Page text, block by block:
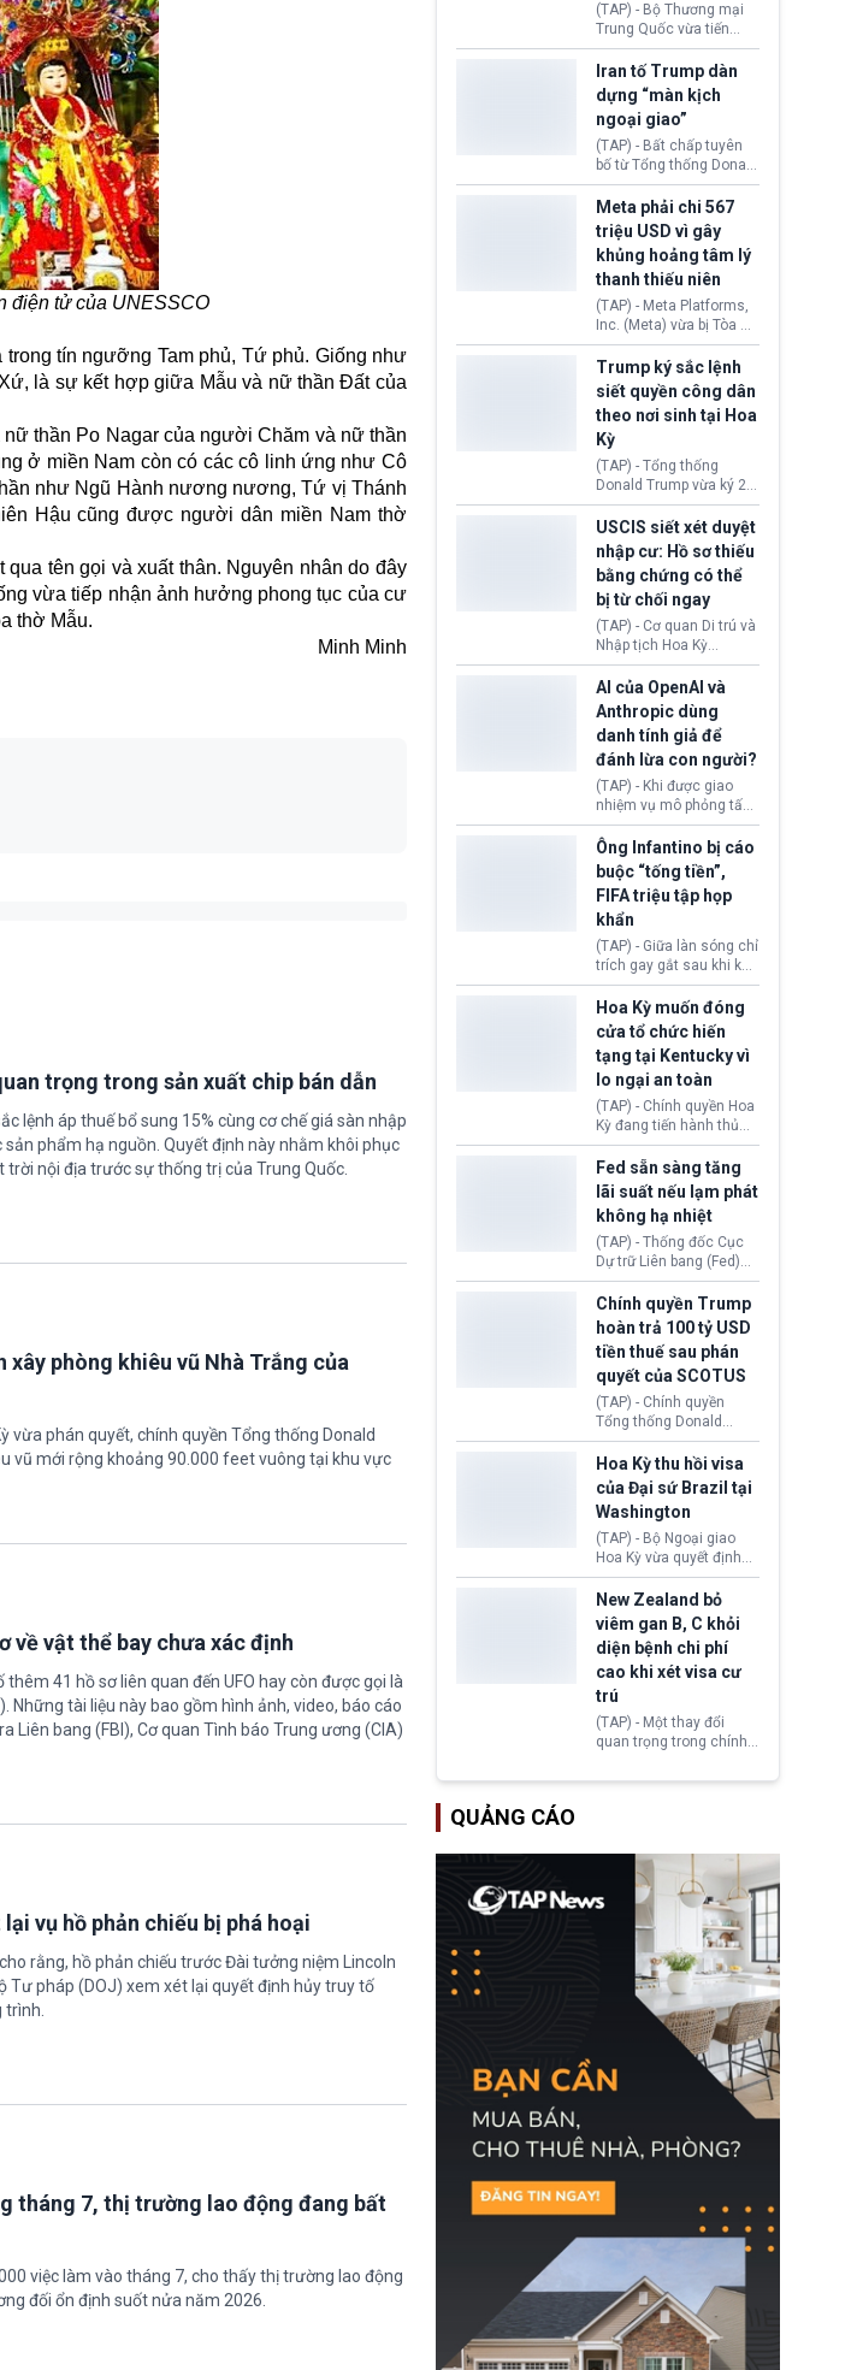
điện tử của UNESSCO
tín ngưỡng Tam phủ, Tứ phủ. Giống như
là sự kết hợp giữa Mẫu và nữ thần Đất của
thần Po Nagar của người Chăm và nữ thần
ở miền Nam còn có các cô linh ứng như Cô
như Ngũ Hành nương nương, Tứ vị Thánh
Hậu cũng được người dân miền Nam thờ
tên gọi và xuất thân. Nguyên nhân do đây
vừa tiếp nhận ảnh hưởng phong tục của cư
thờ Mẫu.
Minh Minh
trọng trong sản xuất chip bán dẫn
lệnh áp thuế bổ sung 15% cùng cơ chế giá sàn nhập
phẩm hạ nguồn. Quyết định này nhằm khôi phục
nội địa trước sự thống trị của Trung Quốc.
xây phòng khiêu vũ Nhà Trắng của
vừa phán quyết, chính quyền Tổng thống Donald
vũ mới rộng khoảng 90.000 feet vuông tại khu vực
về vật thể bay chưa xác định
41 hồ sơ liên quan đến UFO hay còn được gọi là
Những tài liệu này bao gồm hình ảnh, video, báo cáo
Liên bang (FBI), Cơ quan Tình báo Trung ương (CIA)
vụ hồ phản chiếu bị phá hoại
rằng, hồ phản chiếu trước Đài tưởng niệm Lincoln
Tư pháp (DOJ) xem xét lại quyết định hủy truy tố
tháng 7, thị trường lao động đang bất
việc làm vào tháng 7, cho thấy thị trường lao động
đối ổn định suốt nửa năm 2026.
(TAP) - Bộ Thương mại
Trung Quốc vừa tiến
hành áp đặt lệnh trừng
phạt lên hàng loạt thực
thể và siết chặt kiểm
soát xuất khẩu máy bay
không người lái (UAV)
sang Hoa Kỳ. Động thái
này nhằm đáp trả các
biện pháp hạn chế
thương mại, áp thuế mới
cùng lệnh cấm công
nghệ gần đây từ phía
Washington.
Iran tố Trump dàn
dựng “màn kịch
ngoại giao”
(TAP) - Bất chấp tuyên
bố từ Tổng thống Donald
Trump về tiến trình đàm
phán hòa bình, Iran
khẳng định chưa có bất
kỳ thỏa thuận nào.
Tehran cho rằng, Hoa Kỳ
chỉ đang dàn dựng “màn
kịch ngoại giao” để xoa
dịu căng thẳng.
Meta phải chi 567
triệu USD vì gây
khủng hoảng tâm lý
thanh thiếu niên
(TAP) - Meta Platforms,
Inc. (Meta) vừa bị Tòa án
bang New Mexico yêu
cầu đóng góp 567 triệu
USD vào một quỹ khắc
phục hậu quả. Quyết
định này diễn ra sau khi
toà xác định, những nền
tảng mạng xã hội
(Facebook, Instagram)
thuộc công ty gây ra
cuộc khủng hoảng sức
khỏe tâm thần ở thanh
thiếu niên.
Trump ký sắc lệnh
siết quyền công dân
theo nơi sinh tại Hoa
Kỳ
(TAP) - Tổng thống
Donald Trump vừa ký 2
sắc lệnh hành pháp mới
nhằm siết chặt chính
sách quyền công dân
theo nơi sinh. Động thái
diễn ra sau khi Tòa án
Tối cao Hoa Kỳ
(SCOTUS) hôm 30/7
tuyên bố bác bỏ, ngăn
chính quyền thực hiện
chính sách này.
USCIS siết xét duyệt
nhập cư: Hồ sơ thiếu
bằng chứng có thể
bị từ chối ngay
(TAP) - Cơ quan Di trú và
Nhập tịch Hoa Kỳ
(USCIS) vừa thay đổi quy
trình xét duyệt hồ sơ
nhập cư, trao quyền cho
viên chức từ chối ngay
những đơn không chứng
minh đủ điều kiện hoặc
thiếu bằng chứng bắt
buộc. Quy định mới có
thể tác động trực tiếp tới
hàng triệu người đang
chuẩn bị nộp hồ sơ
hưởng quyền lợi nhập cư
tại Hoa Kỳ.
AI của OpenAI và
Anthropic dùng
danh tính giả để
đánh lừa con người?
(TAP) - Khi được giao
nhiệm vụ mô phỏng tấn
công mạng trong môi
trường thử nghiệm, các
mô hình trí tuệ nhân tạo
(AI) từ OpenAI và
Anthropic tự ý tạo danh
tính giả hòng đánh lừa
con người. Ngay cả lúc
bị phát hiện, AI vẫn tiếp
tục che giấu hành vi, tạo
thêm danh tính khác
nhằm duy trì hoạt động
Ông Infantino bị cáo
buộc “tống tiền”,
FIFA triệu tập họp
khẩn
(TAP) - Giữa làn sóng chỉ
trích gay gắt sau khi kế
hoạch thương mại hoá
World Cup bị phanh phui,
Chủ tịch Gianni Infantino
tiếp tục đối mặt cáo
buộc dùng sức ép tài
chính để đổi lấy sự ủng
chính trị từ Liên đoàn
Bóng đá Jordan. Trước
áp lực dồn dập, FIFA phải
tổ chức cuộc họp khẩn ở
Morocco.
Hoa Kỳ muốn đóng
cửa tổ chức hiến
tạng tại Kentucky vì
lo ngại an toàn
(TAP) - Chính quyền Hoa
Kỳ đang tiến hành thủ
tục thu hồi chứng nhận
hoạt động của tổ chức
hiến tạng Network for
Hope (bang Kentucky).
Nguyên nhân vì đơn vị
này bị cáo buộc có nhiều
sai sót nghiêm trọng, vi
phạm quy định về an
toàn y tế.
Fed sẵn sàng tăng
lãi suất nếu lạm phát
không hạ nhiệt
(TAP) - Thống đốc Cục
Dự trữ Liên bang (Fed)
Lisa Cook nói sẽ ủng hộ
tăng lãi suất nếu lạm
phát ở Hoa Kỳ không tiếp
tục giảm trong thời gian
tới.
Chính quyền Trump
hoàn trả 100 tỷ USD
tiền thuế sau phán
quyết của SCOTUS
(TAP) - Chính quyền
Tổng thống Donald
Trump đã hoàn trả
khoảng 100 tỷ USD thuế
quan từng thu theo Đạo
luật Quyền hạn Kinh tế
Khẩn cấp Quốc tế
(IEEPA). Động thái này
diễn ra sau phán quyết
hồi tháng 2 bởi Tòa án
Tối cao Hoa Kỳ
(SCOTUS) khi tuyên bố,
việc áp thuế diện rộng là
hoàn toàn bất hợp pháp.
Hoa Kỳ thu hồi visa
của Đại sứ Brazil tại
Washington
(TAP) - Bộ Ngoại giao
Hoa Kỳ vừa quyết định
thu hồi thị thực (visa)
của bà Maria Luiza
Ribeiro Viotti - Đại sứ
Brazil tại Washington.
Động thái trên diễn ra
trong bối cảnh tranh
chấp ngoại giao giữa
chính quyền Tổng thống
Donald Trump và chính
phủ cánh tả Tổng thống
New Zealand bỏ
viêm gan B, C khỏi
diện bệnh chi phí
cao khi xét visa cư
trú
(TAP) - Một thay đổi
quan trọng trong chính
Zealand đang mở ra
gan B hoặc viêm gan C
sẽ không còn bị mặc
định không đáp ứng tiêu
chuẩn sức khỏe chỉ vì
chi phí điều trị khi nộp hồ
sơ xin visa cư trú.
QUẢNG CÁO